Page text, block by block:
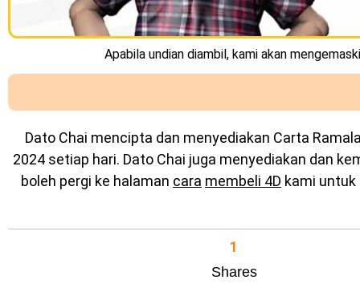
Apabila undian diambil, kami akan
Dato Chai mencipta dan menyediakan Carta
2024 setiap hari. Dato Chai juga menyediakan dan
boleh pergi ke halaman cara membeli 4D kami
Shares
1